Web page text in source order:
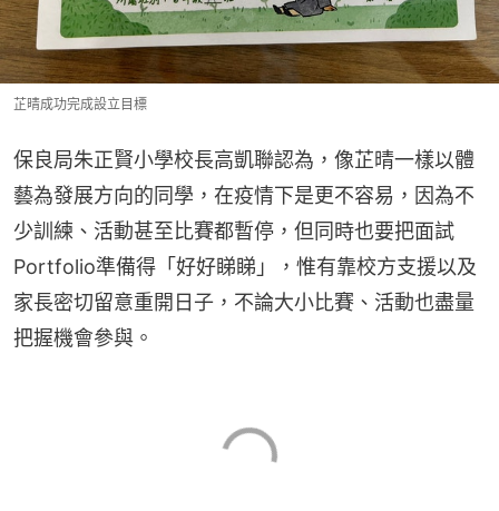
芷晴成功完成設立目標
保良局朱正賢小學校長高凱聯認為，像芷晴一樣以體
藝為發展方向的同學，在疫情下是更不容易，因為不
少訓練、活動甚至比賽都暫停，但同時也要把面試
Portfolio準備得「好好睇睇」，惟有靠校方支援以及
家長密切留意重開日子，不論大小比賽、活動也盡量
把握機會參與。